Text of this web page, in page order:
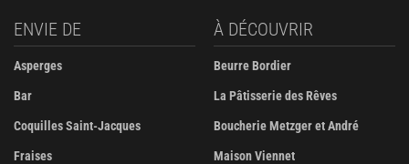
ENVIE DE
Asperges
Bar
Coquilles Saint-Jacques
Fraises
À DÉCOUVRIR
Beurre Bordier
La Pâtisserie des Rêves
Boucherie Metzger et André
Maison Viennet